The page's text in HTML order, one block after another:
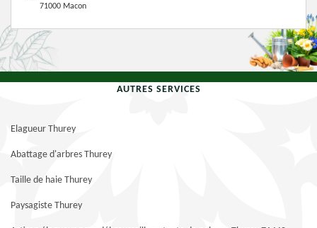
71000 Macon
AUTRES SERVICES
Elagueur Thurey
Abattage d'arbres Thurey
Taille de haie Thurey
Paysagiste Thurey